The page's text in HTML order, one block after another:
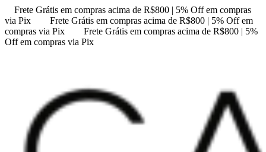
Frete Grátis em compras acima de R$800 | 5% Off em compras
via Pix
Frete Grátis em compras acima de R$800 | 5% Off em
compras via Pix
Frete Grátis em compras acima de R$800 | 5%
Off em compras via Pix